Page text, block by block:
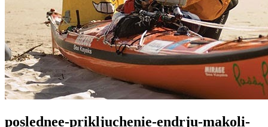
poslednee-prikljuchenie-endrju-makoli-